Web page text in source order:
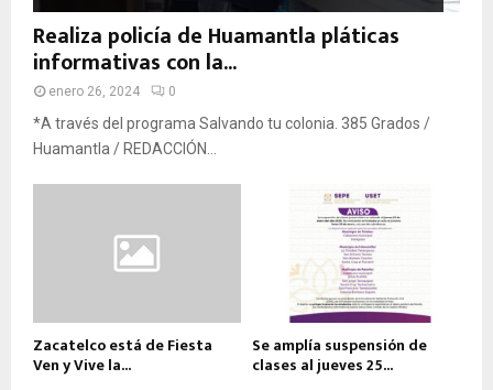
Realiza policía de Huamantla pláticas
informativas con la...
enero 26, 2024 0
*A través del programa Salvando tu colonia. 385 Grados /
Huamantla / REDACCIÓN...
Zacatelco está de Fiesta
Ven y Vive la...
Se amplía suspensión de
clases al jueves 25...